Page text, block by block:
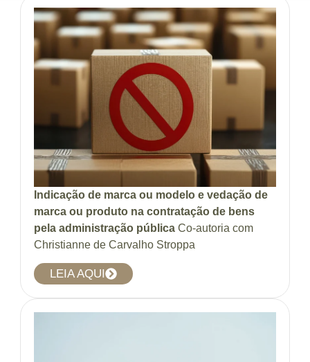
Indicação de marca ou modelo e vedação de
marca ou produto na contratação de bens
pela administração pública Co-autoria com
Christianne de Carvalho Stroppa
LEIA AQUI